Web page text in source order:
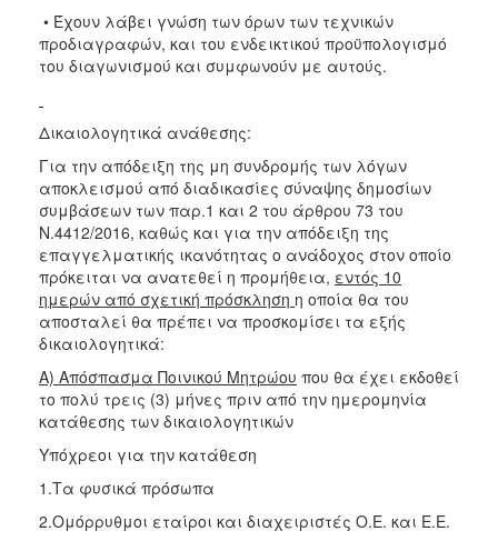
• Έχουν λάβει γνώση των όρων των τεχνικών
προδιαγραφών, και του ενδεικτικού προϋπολογισμό
του διαγωνισμού και συμφωνούν με αυτούς.
Δικαιολογητικά ανάθεσης:
Για την απόδειξη της μη συνδρομής των λόγων
αποκλεισμού από διαδικασίες σύναψης δημοσίων
συμβάσεων των παρ.1 και 2 του άρθρου 73 του
Ν.4412/2016, καθώς και για την απόδειξη της
επαγγελματικής ικανότητας ο ανάδοχος στον οποίο
πρόκειται να ανατεθεί η προμήθεια, εντός 10
ημερών από σχετική πρόσκληση η οποία θα του
αποσταλεί θα πρέπει να προσκομίσει τα εξής
δικαιολογητικά:
Α) Απόσπασμα Ποινικού Μητρώου που θα έχει εκδοθεί
το πολύ τρεις (3) μήνες πριν από την ημερομηνία
κατάθεσης των δικαιολογητικών
Υπόχρεοι για την κατάθεση
1.Τα φυσικά πρόσωπα
2.Ομόρρυθμοι εταίροι και διαχειριστές Ο.Ε. και Ε.Ε.